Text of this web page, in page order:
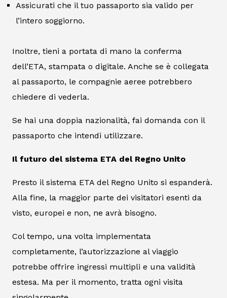
Assicurati che il tuo passaporto sia valido per
l’intero soggiorno.
Inoltre, tieni a portata di mano la conferma
dell’ETA, stampata o digitale. Anche se è collegata
al passaporto, le compagnie aeree potrebbero
chiedere di vederla.
Se hai una doppia nazionalità, fai domanda con il
passaporto che intendi utilizzare.
Il futuro del sistema ETA del Regno Unito
Presto il sistema ETA del Regno Unito si espanderà.
Alla fine, la maggior parte dei visitatori esenti da
visto, europei e non, ne avrà bisogno.
Col tempo, una volta implementata
completamente, l’autorizzazione al viaggio
potrebbe offrire ingressi multipli e una validità
estesa. Ma per il momento, tratta ogni visita